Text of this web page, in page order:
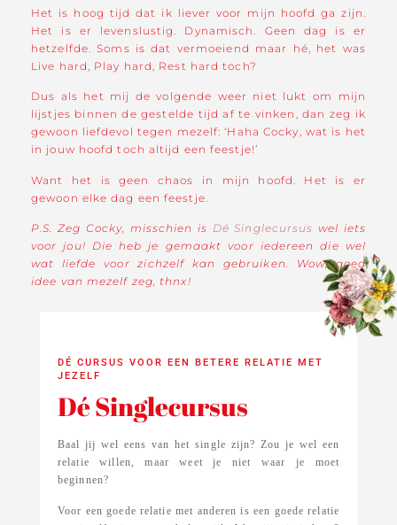
Het is hoog tijd dat ik liever voor mijn hoofd ga zijn.
Het is er levenslustig. Dynamisch. Geen dag is er
hetzelfde. Soms is dat vermoeiend maar hé, het was
Live hard, Play hard, Rest hard toch?
Dus als het mij de volgende weer niet lukt om mijn
lijstjes binnen de gestelde tijd af te vinken, dan zeg ik
gewoon liefdevol tegen mezelf: ‘Haha Cocky, wat is het
in jouw hoofd toch altijd een feestje!’
Want het is geen chaos in mijn hoofd. Het is er
gewoon elke dag een feestje.
P.S. Zeg Cocky, misschien is Dé Singlecursus wel iets
voor jou! Die heb je gemaakt voor iedereen die wel
wat liefde voor zichzelf kan gebruiken. Wow, goed
idee van mezelf zeg, thnx!
DÉ CURSUS VOOR EEN BETERE RELATIE MET
JEZELF
Dé Singlecursus
Baal jij wel eens van het single zijn? Zou je wel een
relatie willen, maar weet je niet waar je moet
beginnen?
Voor een goede relatie met anderen is een goede relatie